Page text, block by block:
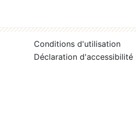
Conditions d'utilisation
Déclaration